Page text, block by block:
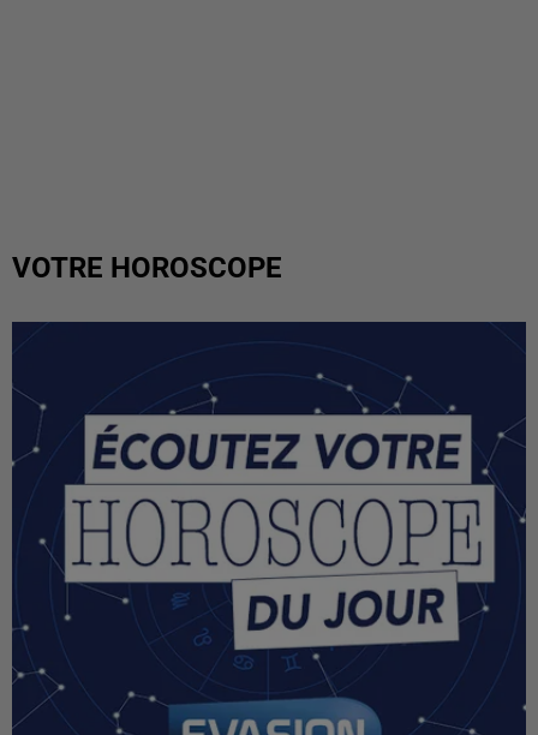
VOTRE HOROSCOPE